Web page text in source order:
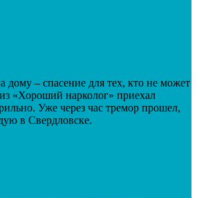
дому – спасение для тех, кто не может
«Хороший нарколог» приехал
Уже через час тремор прошел,
в Свердловске.